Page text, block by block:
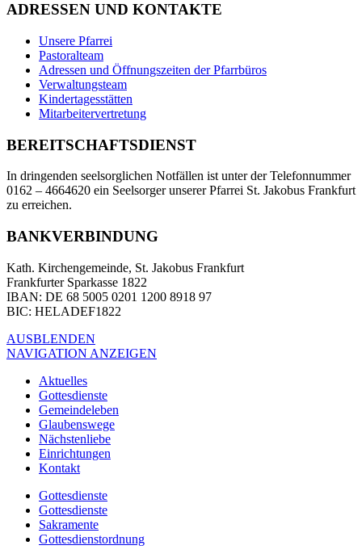
ADRESSEN UND KONTAKTE
Unsere Pfarrei
Pastoralteam
Adressen und Öffnungszeiten der Pfarrbüros
Verwaltungsteam
Kindertagesstätten
Mitarbeitervertretung
BEREITSCHAFTSDIENST
In dringenden seelsorglichen Notfällen ist unter der Telefonnummer
0162 – 4664620 ein Seelsorger unserer Pfarrei St. Jakobus Frankfurt
zu erreichen.
BANKVERBINDUNG
Kath. Kirchengemeinde, St. Jakobus Frankfurt
Frankfurter Sparkasse 1822
IBAN: DE 68 5005 0201 1200 8918 97
BIC: HELADEF1822
AUSBLENDEN
NAVIGATION ANZEIGEN
Aktuelles
Gottesdienste
Gemeindeleben
Glaubenswege
Nächstenliebe
Einrichtungen
Kontakt
Gottesdienste
Gottesdienste
Sakramente
Gottesdienstordnung